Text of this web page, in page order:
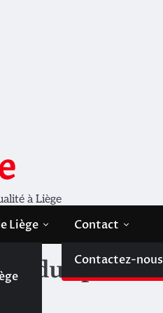
à Liège
Liège Contact
Contactez-nous
du sport